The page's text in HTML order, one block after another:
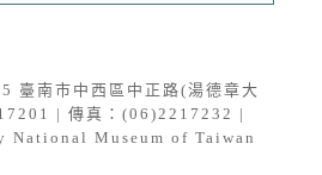
臺南市中西區中正路(湯德章大
| 傳真：(06)2217232 |
National Museum of Taiwan